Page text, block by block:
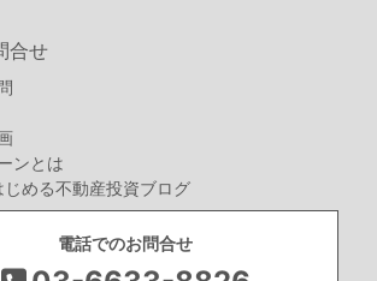
合せ
ンとは
じめる不動産投資ブログ
電話でのお問合せ